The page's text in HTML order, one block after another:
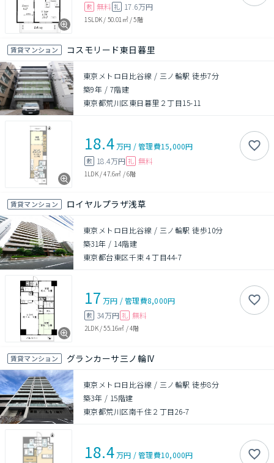
敷 無料 礼 17.6万円
1SLDK / 50.01㎡/5階
賃貸マンション コスモリード東日暮里
東京メトロ日比谷線 / 三ノ輪駅 徒歩7分
築9年 / 7階建
東京都荒川区東日暮里２丁目15-11
18.4万円 /管理費15,000円
敷 18.4万円 礼 無料
1LDK/47.6㎡ /6階
賃貸マンション ロイヤルプラザ浅草
東京メトロ日比谷線 / 三ノ輪駅 徒歩10分
築31年 / 14階建
東京都台東区千束４丁目44-7
17 万円 /管理費8,000円
敷 34万円 礼 無料
2LDK/55.16㎡ /4階
賃貸マンション グランカーサ三ノ輪IV
東京メトロ日比谷線 / 三ノ輪駅 徒歩8分
築3年 / 15階建
東京都荒川区南千住２丁目26-7
18.4万円 /管理費10,000円